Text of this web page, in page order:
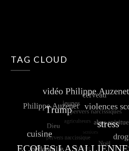
TAG CLOUD